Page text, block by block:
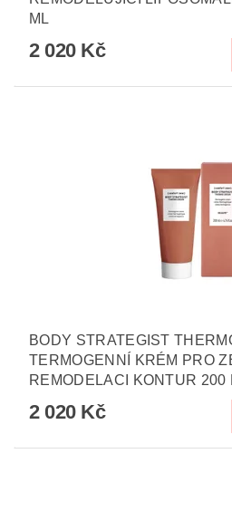
ML
2 020 Kč
BODY STRATEGIST
TERMOGENNÍ KRÉM PRO
REMODELACI KONTUR 200
2 020 Kč